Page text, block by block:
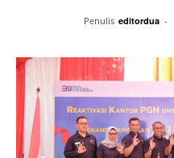
Penulis editordua -